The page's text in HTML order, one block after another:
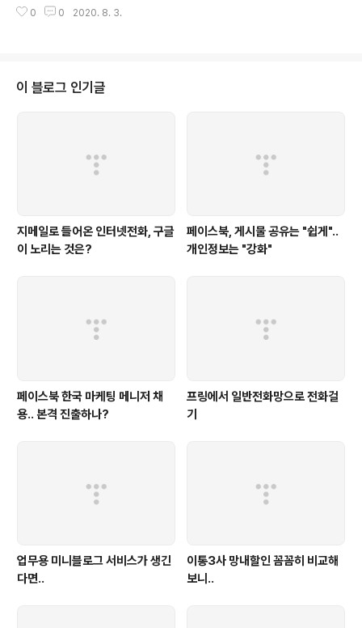
드 등 총 22개 간접 펀드를 출자·조성해 배달의민족, 당근
한다고 밝혔다. 스타트업 네스트는 유망스타트업을 선발하
를 제공한다. 신보는 제7기까지 총 560개의 유망 스타트
업을 발굴해 신용보증 1,538억원, 직접투자 119억원을 지
포함)으로, 25개 내외의 비수도권 기업..
0 0 2020. 8. 3.
이 블로그 인기글
지메일로 들어온 인터넷전화, 구글
이 노리는 것은?
페이스북, 게시물 공유는 "쉽게"..
개인정보는 "강화"
페이스북 한국 마케팅 메니저 채
용.. 본격 진출하나?
프링에서 일반전화망으로 전화걸
기
업무용 미니블로그 서비스가 생긴
다면..
이통3사 망내할인 꼼꼼히 비교해
보니..